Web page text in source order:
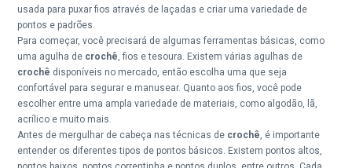
usada para puxar fios através de laçadas e criar uma variedade de
pontos e padrões.
Para começar, você precisará de algumas ferramentas básicas, como
uma agulha de crochê, fios e tesoura. Existem várias agulhas de
crochê disponíveis no mercado, então escolha uma que seja
confortável para segurar e manusear. Quanto aos fios, você pode
escolher entre uma ampla variedade de materiais, como algodão, lã,
acrílico e muito mais.
Antes de mergulhar de cabeça nas técnicas de crochê, é importante
entender os diferentes tipos de pontos básicos. Existem pontos altos,